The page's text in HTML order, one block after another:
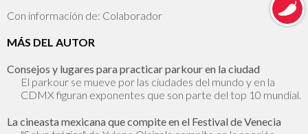
Con información de: Colaborador
MÁS DEL AUTOR
Consejos y lugares para practicar parkour en la ciudad
El parkour se mueve por las ciudades del mundo y en la
CDMX figuran exponentes que son parte del top 10 mundial.
La cineasta mexicana que compite en el Festival de Venecia